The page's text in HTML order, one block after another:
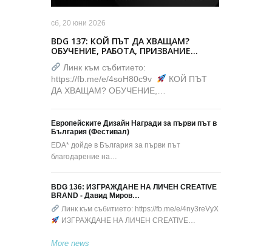
сб, 20 юни 2026
BDG 137: КОЙ ПЪТ ДА ХВАЩАМ?
ОБУЧЕНИЕ, РАБОТА, ПРИЗВАНИЕ…
Линк към събитието:
https://fb.me/e/4soH80c9v
КОЙ ПЪТ
ДА ХВАЩАМ? ОБУЧЕНИЕ,…
Европейските Дизайн Награди за първи път в
България (Фестивал)
EDA* дойде в България за първи път
благодарение на…
BDG 136: ИЗГРАЖДАНЕ НА ЛИЧЕН CREATIVE
BRAND - Давид Миров…
Линк към събитието: https://fb.me/e/4ny3reVyX
ИЗГРАЖДАНЕ НА ЛИЧЕН CREATIVE…
More news